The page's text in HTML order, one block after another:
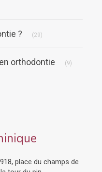
? (29)
orthodontie (9)
place du champs de